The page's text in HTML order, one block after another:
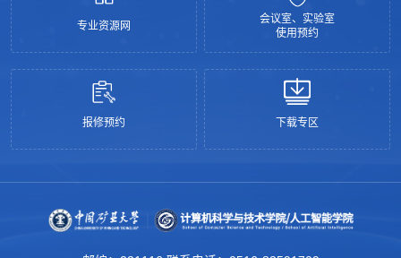
专业资源网
会议室、实验室
使用预约
报修预约 下载专区